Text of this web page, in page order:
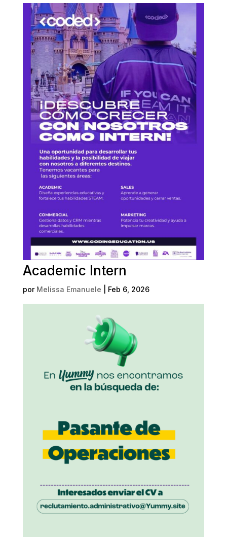
Academic Intern
por Melissa Emanuele Feb 6, 2026